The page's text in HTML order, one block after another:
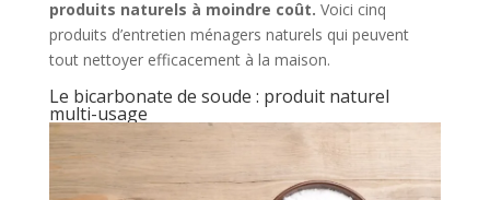
produits naturels à moindre coût. Voici cinq
produits d’entretien ménagers naturels qui peuvent
tout nettoyer efficacement à la maison.
Le bicarbonate de soude : produit naturel
multi-usage